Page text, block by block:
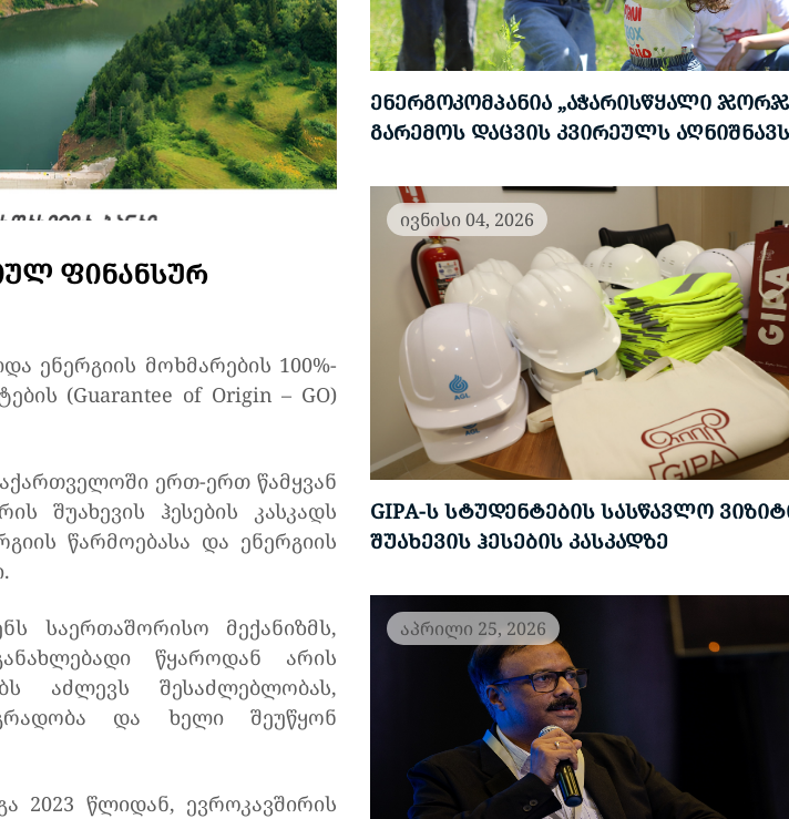
ᲤᲘᲜᲐᲜᲡᲣᲠ
ენერგიის მოხმარების 100%-
(Guarantee of Origin – GO)
ერთ-ერთ წამყვან
შუახევის ჰესების კასკადს
წარმოებასა და ენერგიის
საერთაშორისო მექანიზმს,
წყაროდან არის
აძლევს შესაძლებლობას,
და ხელი შეუწყონ
2023 წლიდან, ევროკავშირის
ᲔᲜᲔᲠᲒᲝᲙᲝᲛᲞᲐᲜᲘᲐ „ᲐᲭᲐᲠᲘᲡᲬᲧᲐᲚᲘ
ᲒᲐᲠᲔᲛᲝᲡ ᲓᲐᲪᲕᲘᲡ ᲙᲕᲘᲠᲔᲣᲚᲡ ᲐᲦᲜᲘᲨᲜᲐᲕᲡ
ივნისი 04, 2026
GIPA-Ს ᲡᲢᲣᲓᲔᲜᲢᲔᲑᲘᲡ ᲡᲐᲡᲬᲐᲕᲚᲝ
ᲨᲣᲐᲮᲔᲕᲘᲡ ᲰᲔᲡᲔᲑᲘᲡ ᲙᲐᲡᲙᲐᲓᲖᲔ
აპრილი 25, 2026